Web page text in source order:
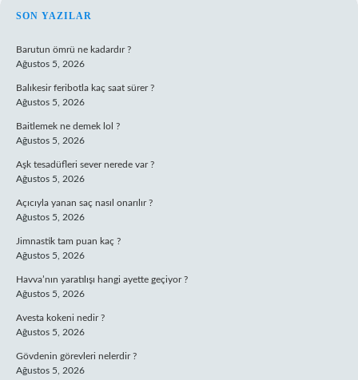
SIDEBAR
SON YAZILAR
Barutun ömrü ne kadardır ?
Ağustos 5, 2026
Balıkesir feribotla kaç saat sürer ?
Ağustos 5, 2026
Baitlemek ne demek lol ?
Ağustos 5, 2026
Aşk tesadüfleri sever nerede var ?
Ağustos 5, 2026
Açıcıyla yanan saç nasıl onarılır ?
Ağustos 5, 2026
Jimnastik tam puan kaç ?
Ağustos 5, 2026
Havva’nın yaratılışı hangi ayette geçiyor ?
Ağustos 5, 2026
Avesta kokeni nedir ?
Ağustos 5, 2026
Gövdenin görevleri nelerdir ?
Ağustos 5, 2026